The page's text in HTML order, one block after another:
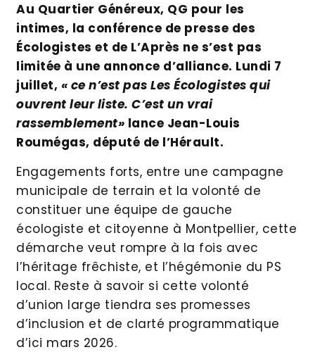
Au Quartier Généreux, QG pour les
intimes, la conférence de presse des
Écologistes et de L’Après ne s’est pas
limitée à une annonce d’alliance. Lundi 7
juillet, « ce n’est pas Les Écologistes qui
ouvrent leur liste. C’est un vrai
rassemblement» lance Jean-Louis
Roumégas, député de l’Hérault.
Engagements forts, entre une campagne
municipale de terrain et la volonté de
constituer une équipe de gauche
écologiste et citoyenne à Montpellier, cette
démarche veut rompre à la fois avec
l’héritage frêchiste, et l’hégémonie du PS
local. Reste à savoir si cette volonté
d’union large tiendra ses promesses
d’inclusion et de clarté programmatique
d’ici mars 2026.